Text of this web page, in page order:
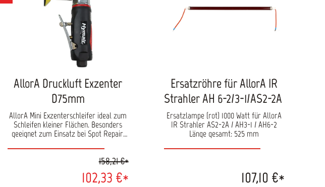
Schleifteller: 150 mm Arbeitsdruck: 6,3
bar Luftbedarf: 550 l/min Drehzahl:
10.000 /min Arbeitshub: 4,5 mm Gewicht:
Handbuch Schleifteller 15-loch
AllorA Druckluft Exzenter
D75mm
AllorA Mini Exzenterschleifer ideal zum
Schleifen kleiner Flächen. Besonders
geeignet zum Einsatz bei Spot Repair.
garantiert angenehmes Arbeiten.
Sicherer Halt beim Schleifen durch
gummierten Griff. Robustes
Aluminiumgehäuse. Inkl. Schleifteller
102,33 €*
158,21 €*
Ersatzröhre für AllorA IR
Strahler AH 6-2/3-1/AS2-2A
Ersatzlampe (rot) 1000 Watt für AllorA
IR Strahler AS2-2A / AH3-1 / AH6-2
Länge gesamt: 525 mm
107,10 €*